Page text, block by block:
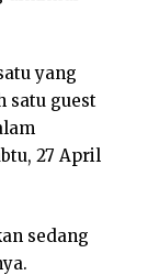
yang
satu guest
27 April
sedang